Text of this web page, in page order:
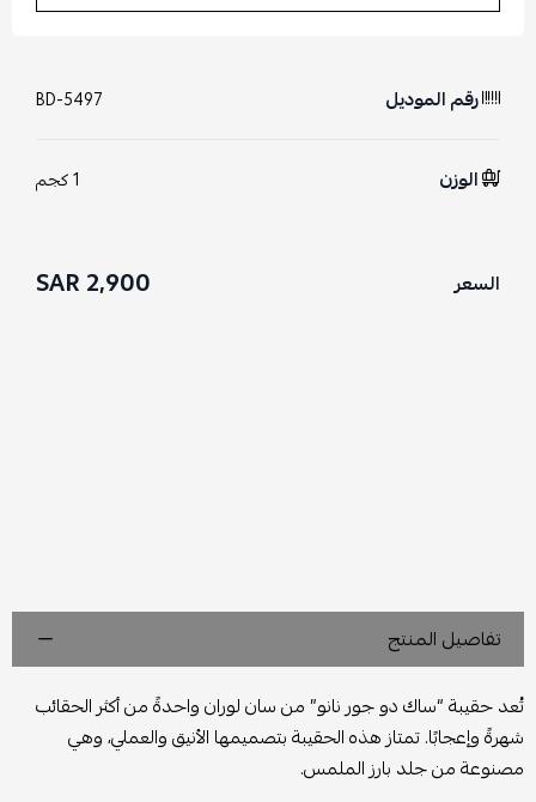
رقم الموديل BD-5497
الوزن 1 كجم
السعر 2,900 SAR
تفاصيل المنتج
تُعد حقيبة “ساك دو جور نانو” من سان لوران واحدةً من أكثر الحقائب
شهرةً وإعجابًا. تمتاز هذه الحقيبة بتصميمها الأنيق والعملي، وهي
مصنوعة من جلد بارز الملمس.